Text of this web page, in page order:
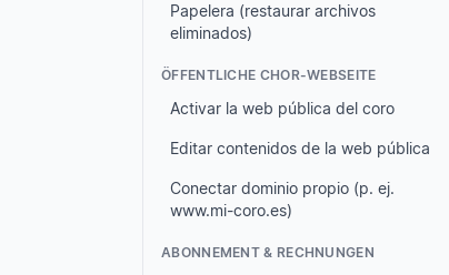
Papelera (restaurar archivos
eliminados)
ÖFFENTLICHE CHOR-WEBSEITE
Activar la web pública del coro
Editar contenidos de la web pública
Conectar dominio propio (p. ej.
www.mi-coro.es)
ABONNEMENT & RECHNUNGEN